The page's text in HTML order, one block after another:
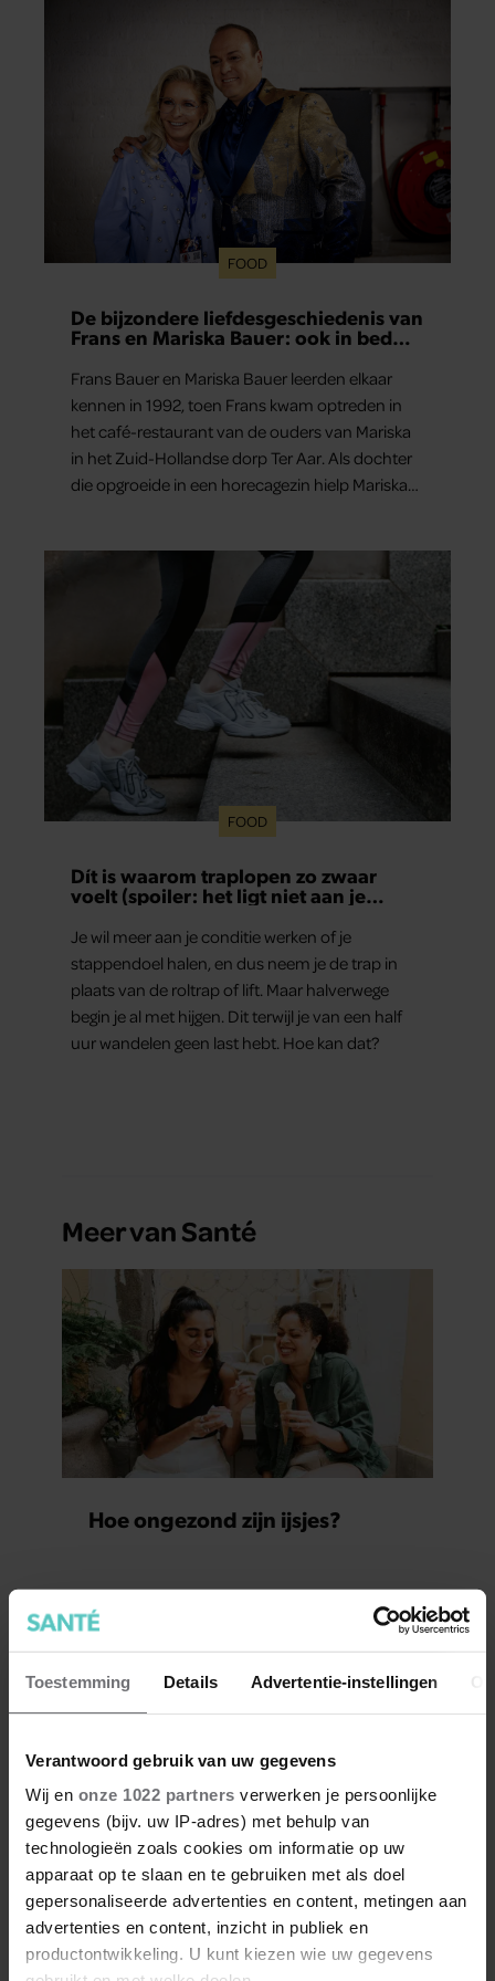
Toestemming Details Advertentie-instellingen
Verantwoord gebruik van uw gegevens
Wij en onze 1022 partners verwerken je persoonlijke
gegevens (bijv. uw IP-adres) met behulp van
technologieën zoals cookies om informatie op uw
apparaat op te slaan en te gebruiken met als doel
gepersonaliseerde advertenties en content, metingen aan
advertenties en content, inzicht in publiek en
productontwikkeling. U kunt kiezen wie uw gegevens
FOOD
De bijzondere liefdesgeschiedenis van
Frans en Mariska Bauer: ook in bed
Frans Bauer en Mariska Bauer leerden elkaar
kennen in 1992, toen Frans kwam optreden in
het café-restaurant van de ouders van Mariska
in het Zuid-Hollandse dorp Ter Aar. Als dochter
die opgroeide in een horecagezin hielp Mariska
FOOD
Dít is waarom traplopen zo zwaar
voelt (spoiler: het ligt niet aan je
Je wil meer aan je conditie werken of je
stappendoel halen, en dus neem je de trap in
plaats van de roltrap of lift. Maar halverwege
begin je al met hijgen. Dit terwijl je van een half
uur wandelen geen last hebt. Hoe kan dat?
Meer van Santé
Hoe ongezond zijn ijsjes?
Wat als je stiekem verliefd op
een ander bent?